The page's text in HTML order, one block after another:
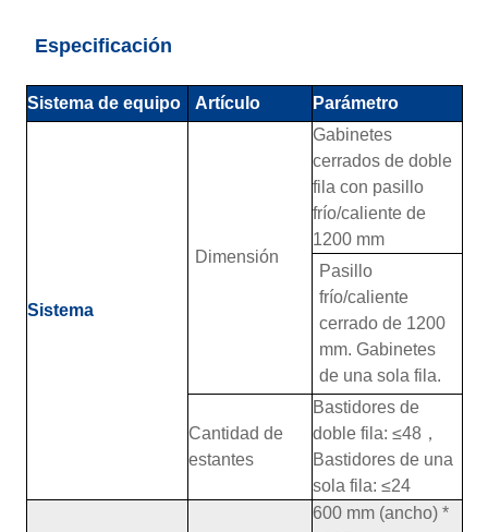
Especificación
Sistema de equipo Artículo Parámetro
Sistema
Dimensión
Gabinetes
cerrados de doble
fila con pasillo
frío/caliente de
1200 mm
Pasillo
frío/caliente
cerrado de 1200
mm. Gabinetes
de una sola fila.
Cantidad de
estantes
Bastidores de
doble fila: ≤48，
Bastidores de una
sola fila: ≤24
600 mm (ancho) *